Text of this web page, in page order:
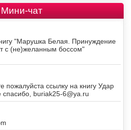
Мини-чат